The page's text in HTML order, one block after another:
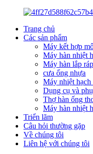
Trang chủ
Các sản phẩm
Máy kết hợp
Máy hàn nhiệt
Máy hàn lắp
cưa ống nhựa
Máy nhiệt
Dụng cụ và
Thợ hàn ống
Máy hàn nhiệt
Triển lãm
Câu hỏi thường gặp
Về chúng tôi
Liên hệ với chúng tôi